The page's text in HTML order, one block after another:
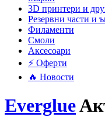
3D принтери и
Резервни части и
Филаменти
Смоли
Аксесоари
⚡ Оферти
🔥 Новости
Everglue